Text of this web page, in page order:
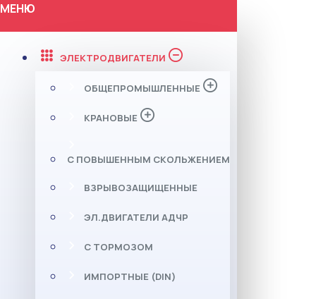
МЕНЮ
ЭЛЕКТРОДВИГАТЕЛИ
ОБЩЕПРОМЫШЛЕННЫЕ
КРАНОВЫЕ
С ПОВЫШЕННЫМ СКОЛЬЖЕНИЕМ
ВЗРЫВОЗАЩИЩЕННЫЕ
ЭЛ.ДВИГАТЕЛИ АДЧР
С ТОРМОЗОМ
ИМПОРТНЫЕ (DIN)